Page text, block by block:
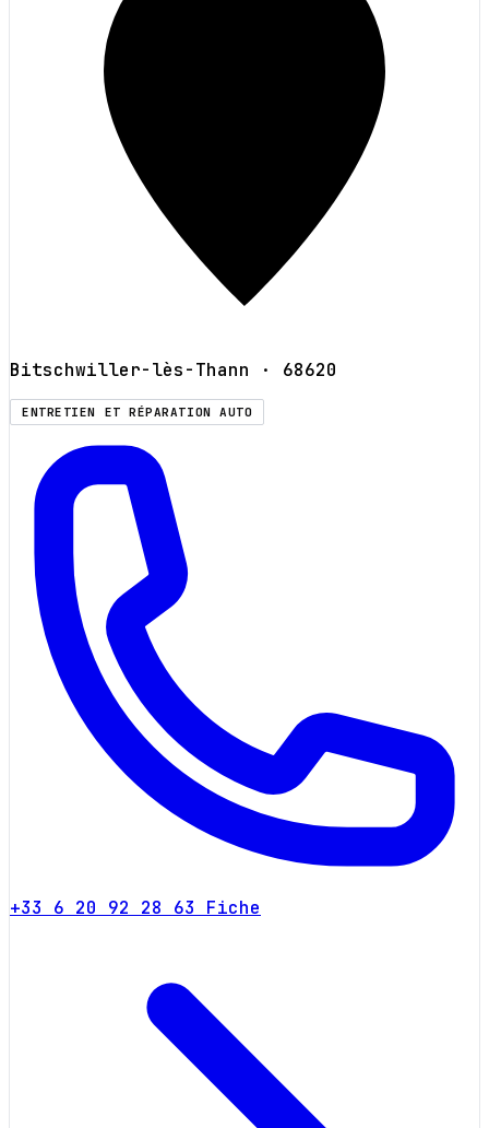
Bitschwiller-lès-Thann · 68620
ENTRETIEN ET RÉPARATION AUTO
+33 6 20 92 28 63 Fiche